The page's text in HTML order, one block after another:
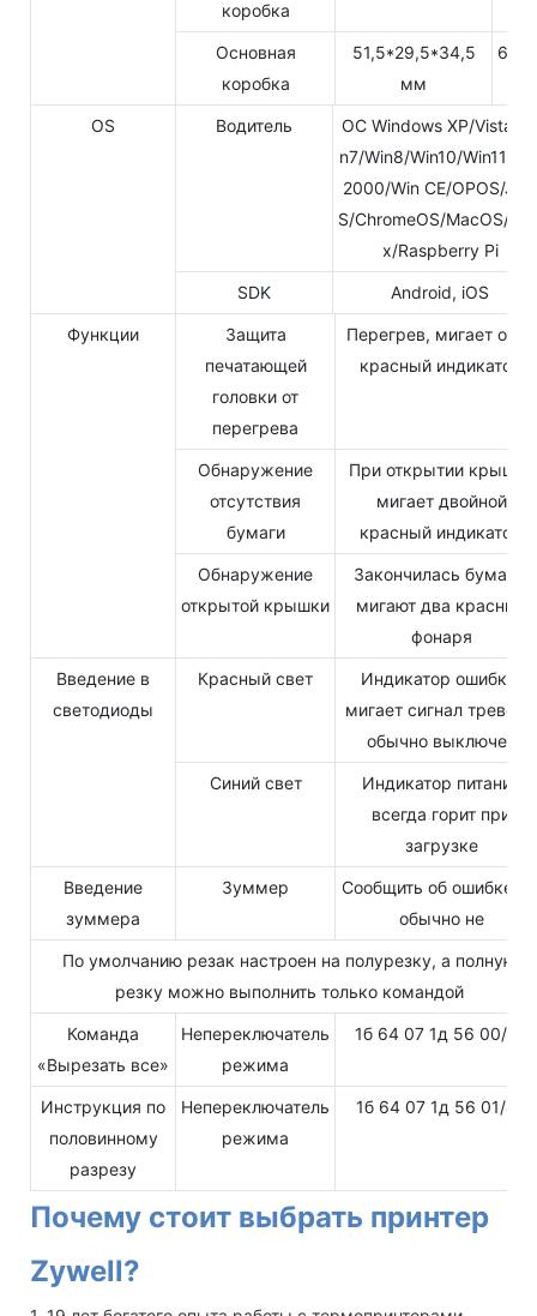
коробка
Основная
коробка
51,5*29,5*34,5
мм
OS Водитель
ОС Windows XP/Vista/Wi
n7/Win8/Win10/Win11/
2000/Win CE/OPOS/JPO
S/ChromeOS/MacOS/
x/Raspberry Pi
SDK Android, iOS
Функции
Защита
печатающей
головки от
перегрева
Перегрев, мигает один
красный индикатор
Обнаружение
отсутствия
бумаги
При открытии крышки
мигает двойной
красный индикатор
Обнаружение
открытой крышки
Закончилась бумага,
мигают два красных
фонаря
Введение в
светодиоды
Красный свет
Индикатор ошибки,
мигает сигнал тревоги,
обычно выключен
Синий свет
Индикатор питания
всегда горит при
загрузке
Введение
зуммера
Зуммер
Сообщить об ошибке,
обычно не
По умолчанию резак настроен на полурезку, а полную
резку можно выполнить только командой
Команда
«Вырезать все»
Непереключатель
режима
1б 64 07 1д 56 00/48
Инструкция по
половинному
разрезу
Непереключатель
режима
1б 64 07 1д 56 01/49
Почему стоит выбрать принтер
Zywell?